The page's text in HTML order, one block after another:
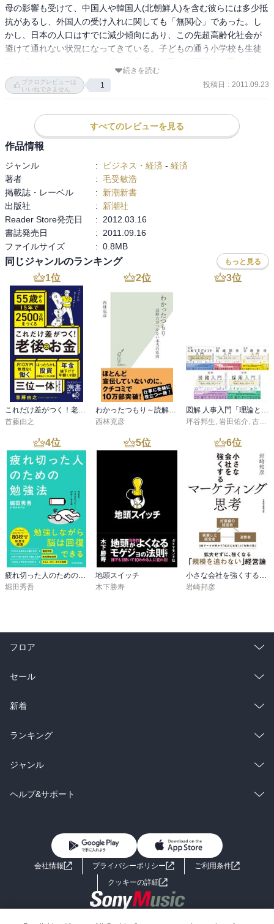
母の影響も受けて、中国人や韓国人(北朝鮮人)を含む彼らには多少抵
抗があるし、外国人の受け入れに関しても「無関心」であった。し
かし、日本の人口はすでに減少傾向にあり、この先超高齢化社会が
避けて通れない状況になってきている。子どもの通う小学校も生徒
なければならないし、それは自分も含め相当な抵抗や反対がある
が、外国人を受け入れ、「戦力」とすることで、地域社会そして日
日本に強い興味があるし、日本で成功したいという意欲があるはず
だ。３Kの仕事を多くの外国人が引き受けてくれていることも事実
だ。彼らや彼らのもつ異文化に触れることで日本人が刺激され新た
移民の受け入れについて、単なる賛成や反対の議論ではなく、受
け入れる必要性やメリット・デメリットの検証をニュートラルに行
える場・雰囲気は必要だ。
本書を読んでそう強く感じた。
続きを読む
ブクログレビューは
いいねできません
1 投稿日 : 2011.09.23
すべてのレビューを見る
作品情報
ジャンル : ビジネス・経済 - 経済
著者
: 毛受敏浩
掲載誌・レーベル
:
新潮新書
出版社
:
新潮社
Reader Store発売日
:
2012.03.16
書誌発売日
:
2011.09.16
ファイルサイズ
: 0.8MB
同じジャンルのランキング もっと見る
1位
これだけ差がつく！老後のお金 55歳から15年で2500万円をつくる
首藤由之
2位
わかったつもり～読解力がつかない本当の原因～
西林克彦
3位
図解 人事入門「理論と実践」100のツボシリーズ
坪谷邦生, 岩田佑介, 古茶宏志
4位
堀田秀吾
5位
地頭スイッチ
木下勝寿
6位
岩崎邦彦
フロア
総合
ラノベ
雑誌・グラビア
BL・TL
セール
総合
ラノベ
雑誌・グラビア
BL・TL
新着
総合
ラノベ
雑誌・グラビア
ランキング
総合
ラノベ
ジャンル
コミック
ライトノベル 男子向けラノベ
小説
海外小説
ヘルプ&サポート
よくあるご質問 お問い合わせ
会社情報 プライバシーポリシー
ご利用条件
クッキーの詳細
Copyright 2017 - 2026 Sony Music Entertainment(Japan) Inc.